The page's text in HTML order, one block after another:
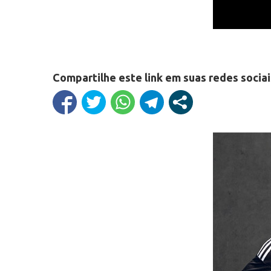
Compartilhe este link em suas redes